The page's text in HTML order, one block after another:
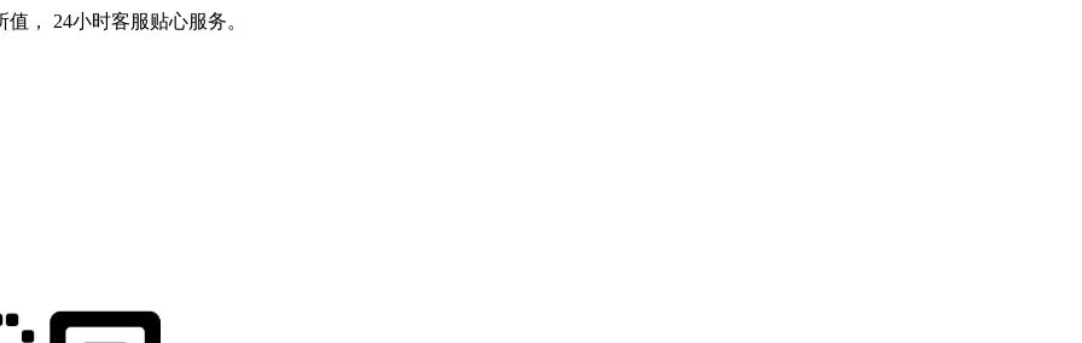
， 24小时客服贴心服务。